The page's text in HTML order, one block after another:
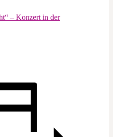
– Konzert in der